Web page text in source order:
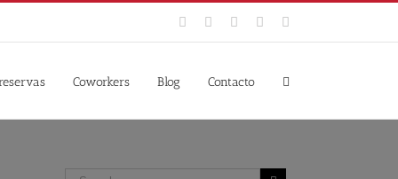
Facebook
TwitterYouTubeInstagram
Coworkers Blog Contacto